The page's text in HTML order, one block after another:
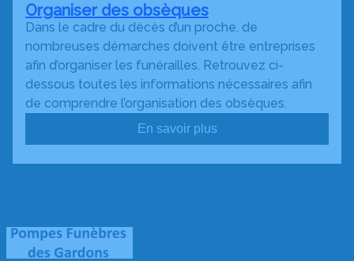
Organiser des obsèques
Dans le cadre du décès d’un proche, de
nombreuses démarches doivent être entreprises
afin d’organiser les funérailles. Retrouvez ci-
dessous toutes les informations nécessaires afin
de comprendre l’organisation des obsèques.
En savoir plus